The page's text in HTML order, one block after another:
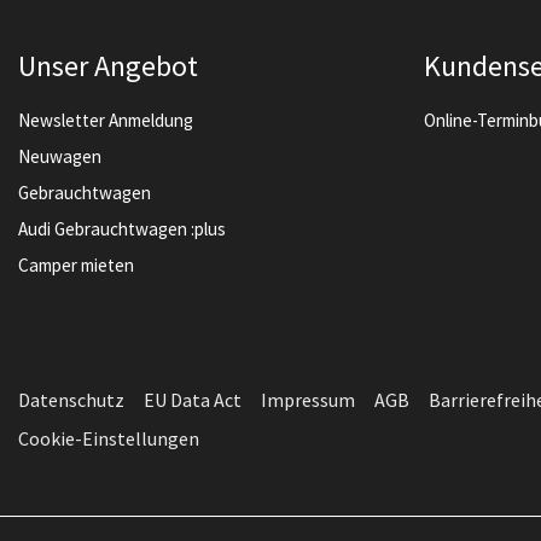
Unser Angebot
Newsletter Anmeldung
Neuwagen
Gebrauchtwagen
Audi Gebrauchtwagen :plus
Camper mieten
Online-
Datenschutz EU Data Act Impressum AGB
Cookie-Einstellungen